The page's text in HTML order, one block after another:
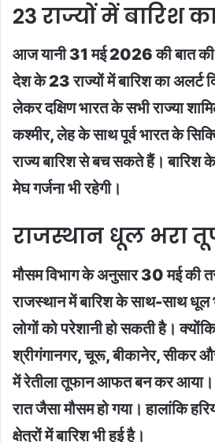
23 राज्यों में बारिश
आज यानी 31 मई 2026 की बात की
देश के 23 राज्यों में बारिश का अलर्ट
लेकर दक्षिण भारत के सभी राज्या
कश्मीर, लेह के साथ पूर्व भारत के
राज्य बारिश से बच सकते हैं।
मेघ गर्जना भी रहेगी।
राजस्थान धूल भरा
मौसम विभाग के अनुसार 30 मई की
राजस्थान में बारिश के साथ-साथ
लोगों को परेशानी हो सकती है।
श्रीगंगानगर, चूरू, बीकानेर, सीकर
में रेतीला तूफान आफत बन कर आया।
रात जैसा मौसम हो गया। हालांकि
क्षेत्रों में बारिश भी हुई है।